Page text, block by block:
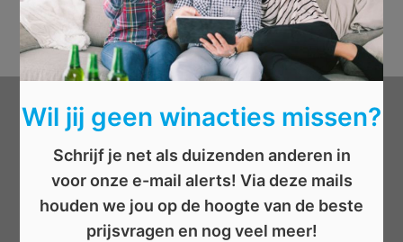
Categorieën
Beauty
Boeken
Wil jij geen winacties missen?
Schrijf je net als duizenden anderen in
voor onze e-mail alerts! Via deze mails
houden we jou op de hoogte van de beste
prijsvragen en nog veel meer!